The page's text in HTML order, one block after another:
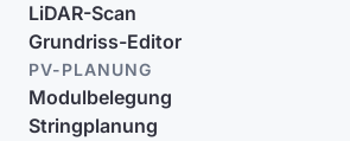
LiDAR-Scan
Grundriss-Editor
PV-PLANUNG
Modulbelegung
Stringplanung